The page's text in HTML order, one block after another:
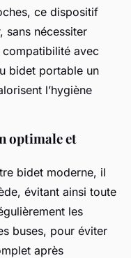
ce dispositif
sans nécessiter
compatibilité avec
bidet portable un
l’hygiène
optimale et
bidet moderne, il
évitant ainsi toute
les
buses, pour éviter
après